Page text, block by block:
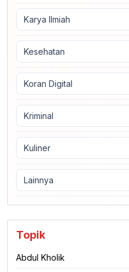
Karya Ilmiah
Kesehatan
Koran Digital
Kriminal
Kuliner
Lainnya
Topik
Abdul Kholik